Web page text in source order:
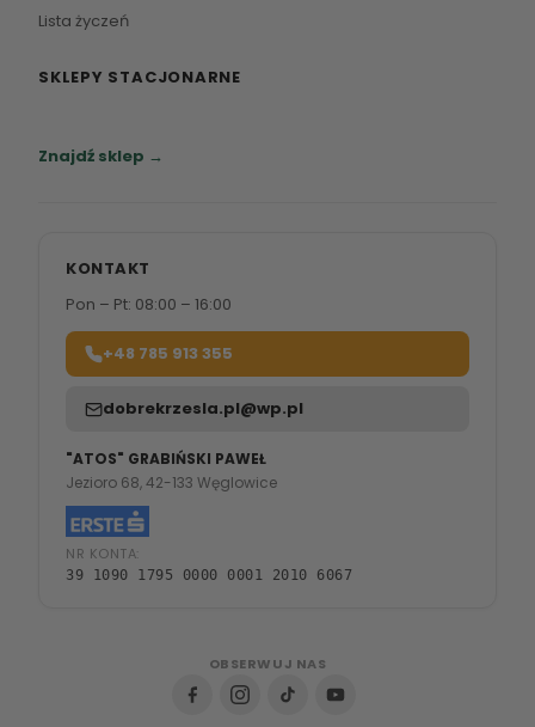
Lista życzeń
SKLEPY STACJONARNE
Znajdź sklep →
KONTAKT
Pon – Pt: 08:00 – 16:00
+48 785 913 355
dobrekrzesla.pl@wp.pl
"ATOS" GRABIŃSKI PAWEŁ
Jezioro 68, 42-133 Węglowice
NR KONTA:
39 1090 1795 0000 0001 2010 6067
OBSERWUJ NAS